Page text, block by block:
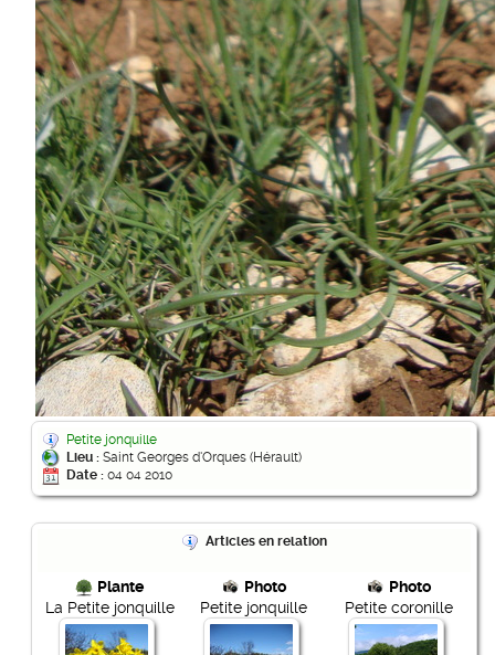
Petite jonquille
Lieu : Saint Georges d'Orques (Hérault)
Date : 04 04 2010
Articles en relation
Plante
La Petite jonquille
Photo
Petite jonquille
Photo
Petite coronille